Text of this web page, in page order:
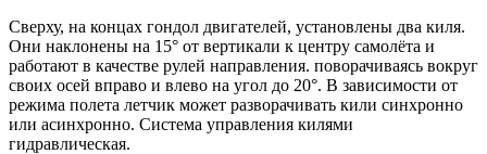
Сверху, на концах гондол двигателей, установлены два киля.
Они наклонены на 15° от вертикали к центру самолёта и
работают в качестве рулей направления. поворачиваясь вокруг
своих осей вправо и влево на угол до 20°. В зависимости от
режима полета летчик может разворачивать кили синхронно
или асинхронно. Система управления килями
гидравлическая.